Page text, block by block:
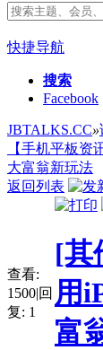
快捷导航
搜索
Facebook
JBTALKS.CC»
【手机平板资
大富翁新玩法
返回列表
查看:
1500|回
复: 1
[其
用
富